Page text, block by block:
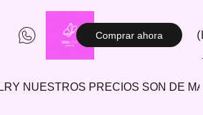
Comprar ahora
NUESTROS PRECIOS SON DE